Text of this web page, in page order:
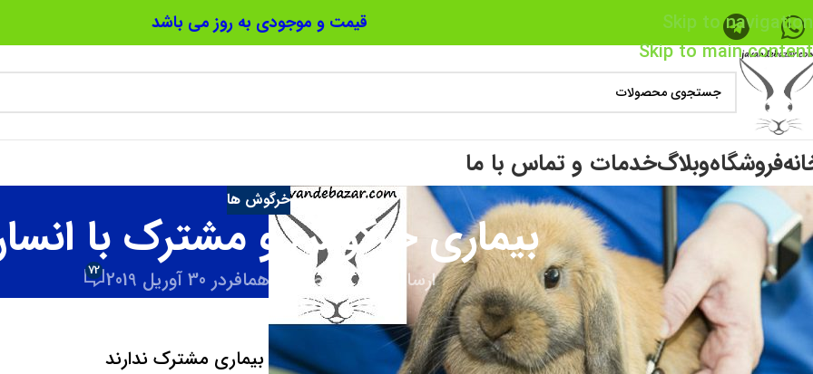
Skip to navigation
Skip to main content
قیمت و موجودی به روز می باشد
فروشگاهوبلاگخدمات و تماس با ما
خرگوش ها
بیماری خرگوش و مشترک با
ارسال شده توسط آرش همافردر 30 آوریل 2019 72
بیماری های خرگوش و مشترک با انسان :
انسان و خرگوش ها بیماری مشترک ندارند